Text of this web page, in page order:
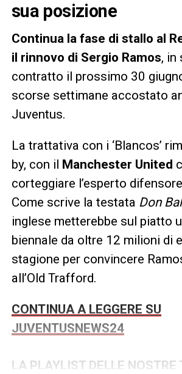
sua posizione
Continua la fase di stallo al
il rinnovo di Sergio Ramos, in
contratto il prossimo 30
scorse settimane accostato
Juventus.
La trattativa con i ‘Blancos’
by, con il
Manchester United
corteggiare l’esperto
Come scrive la testata Don
inglese metterebbe sul piatto
biennale da oltre 12 milioni di
stagione per convincere
all’Old Trafford.
CONTINUA A LEGGERE SU
JUVENTUSNEWS24
LA PLAYLIST DELLE NOSTRE